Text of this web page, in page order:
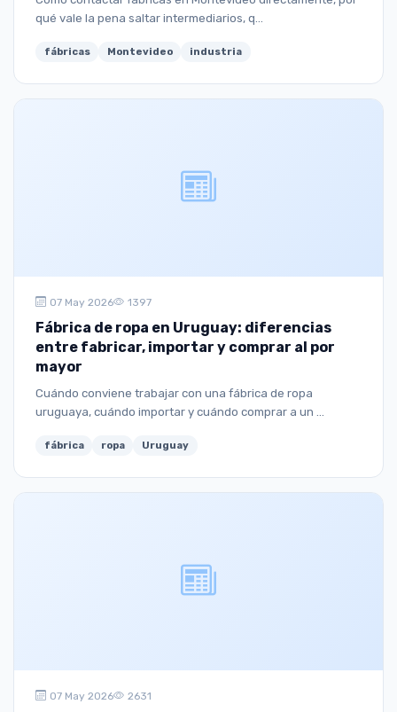
qué vale la pena saltar intermediarios, q...
fábricas Montevideo industria
07 May 2026 1397
Fábrica de ropa en Uruguay: diferencias
entre fabricar, importar y comprar al por
mayor
Cuándo conviene trabajar con una fábrica de ropa
uruguaya, cuándo importar y cuándo comprar a un ...
fábrica ropa Uruguay
07 May 2026 2631